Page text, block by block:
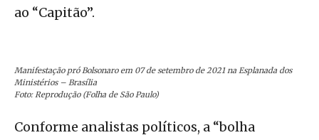
ao “Capitão”.
Manifestação pró Bolsonaro em 07 de setembro de 2021 na Esplanada dos
Ministérios – Brasília
Foto: Reprodução (Folha de São Paulo)
Conforme analistas políticos, a “bolha